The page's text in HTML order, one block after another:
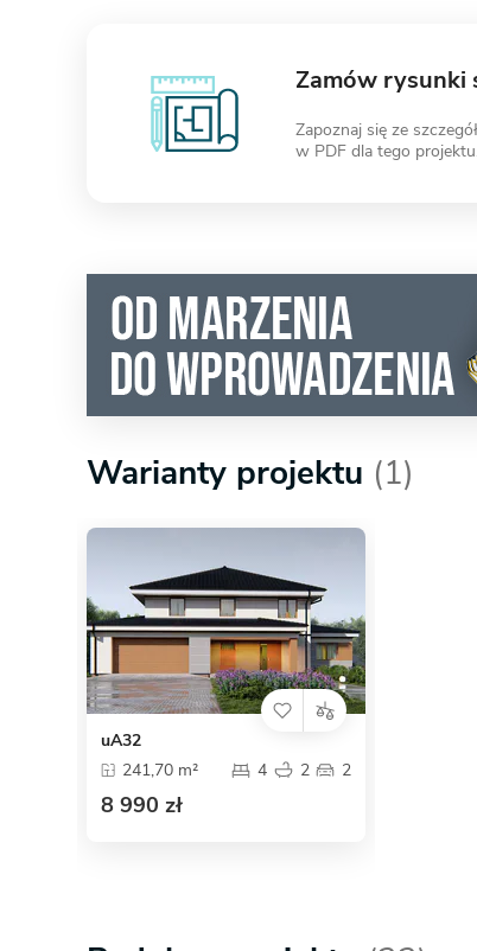
Zamów rysunki
Zapoznaj się ze
w PDF dla tego
Warianty projektu (1)
uA32
241,70 m²
4 2 2
8 990 zł